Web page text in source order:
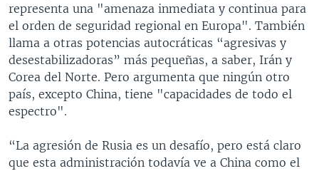
representa una "amenaza inmediata y continua para
el orden de seguridad regional en Europa". También
llama a otras potencias autocráticas “agresivas y
desestabilizadoras” más pequeñas, a saber, Irán y
Corea del Norte. Pero argumenta que ningún otro
país, excepto China, tiene "capacidades de todo el
espectro".
“La agresión de Rusia es un desafío, pero está claro
que esta administración todavía ve a China como el